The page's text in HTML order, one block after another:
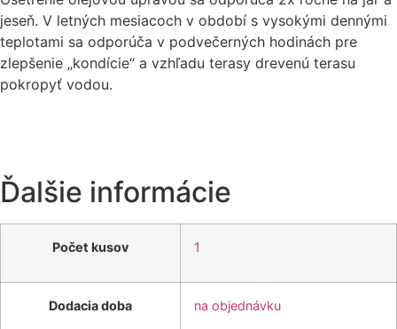
jeseň. V letných mesiacoch v období s vysokými dennými
teplotami sa odporúča v podvečerných hodinách pre
zlepšenie „kondície“ a vzhľadu terasy drevenú terasu
pokropyť vodou.
Ďalšie informácie
Počet kusov 1
Dodacia doba na objednávku